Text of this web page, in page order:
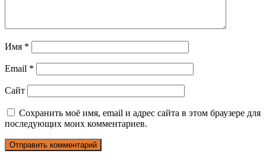
Имя *
Email *
Сайт
Сохранить моё имя, email и адрес сайта в этом браузере для
последующих моих комментариев.